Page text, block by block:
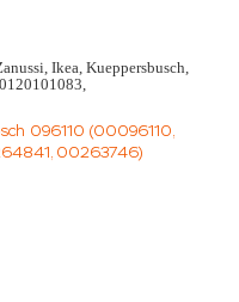
Ikea, Kueppersbusch,